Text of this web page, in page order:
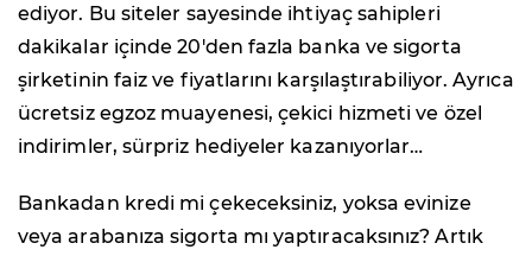
ediyor. Bu siteler sayesinde ihtiyaç sahipleri
dakikalar içinde 20'den fazla banka ve sigorta
şirketinin faiz ve fiyatlarını karşılaştırabiliyor. Ayrıca
ücretsiz egzoz muayenesi, çekici hizmeti ve özel
indirimler, sürpriz hediyeler kazanıyorlar…
Bankadan kredi mi çekeceksiniz, yoksa evinize
veya arabanıza sigorta mı yaptıracaksınız? Artık